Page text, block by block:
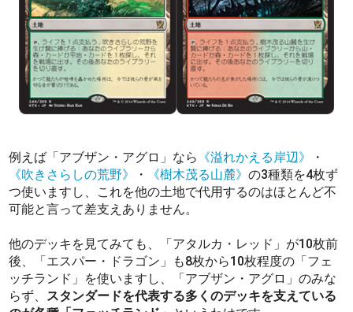
例えば「アブザン・アグロ」なら 《溢れかえる岸辺》
・
《吹きさらしの荒野》
・ 《樹木茂る山麓》の3種類を4枚ず
つ使いますし、これを他の土地で代用するのはほとんど不
可能と言って差支えありません。
他のデッキを見てみても、「アタルカ・レッド」が10枚前
後、「エスパー・ドラゴン」も8枚から10枚程度の「フェ
ッチランド」を使いますし、「アブザン・アグロ」のみな
らず、 スタンダードを代表する多くのデッキを支えている